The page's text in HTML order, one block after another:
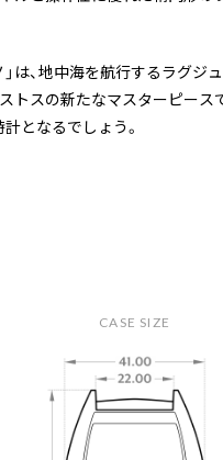
は、地中海を航行するラグ
トスの新たなマスターピース
となるでしょう。
CA SE SI ZE